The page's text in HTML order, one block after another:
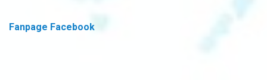
Fanpage Facebook